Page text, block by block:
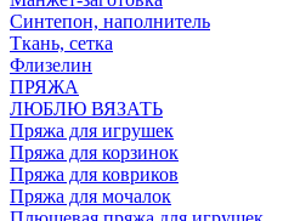
Синтепон, наполнитель
Ткань, сетка
Флизелин
ПРЯЖА
ЛЮБЛЮ ВЯЗАТЬ
Пряжа для игрушек
Пряжа для корзинок
Пряжа для ковриков
Пряжа для мочалок